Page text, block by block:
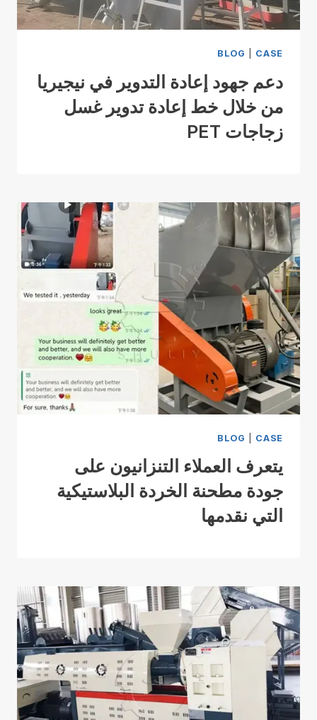
BLOG CASE
دعم جهود إعادة التدوير في نيجيريا
من خلال خط إعادة تدوير غسل
زجاجات PET
BLOG CASE
يتعرف العملاء التنزانيون على
جودة مطحنة الخردة البلاستيكية
التي نقدمها